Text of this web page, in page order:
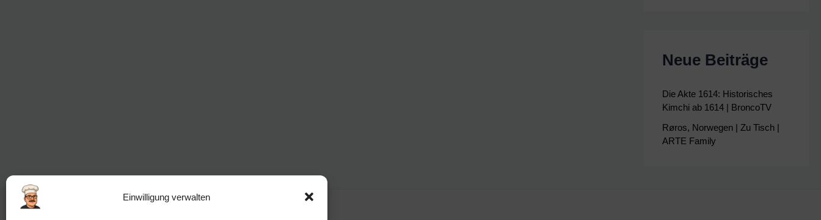
Einwilligung verwalten
Neue Beiträge
Die Akte 1614: Historisches
Kimchi ab 1614 | BroncoTV
Røros, Norwegen | Zu Tisch |
ARTE Family